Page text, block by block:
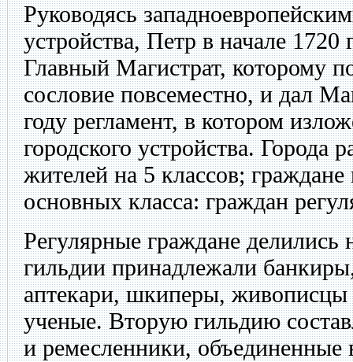
Руководясь
устройства, Петр в начале 1720
Главный Магистрат, которому
сословие повсеместно, и дал
году регламент, в котором
городского устройства. Города
жителей на 5 классов;
основных класса: граждан
Регулярные граждане делились
гильдии принадлежали
аптекари, шкиперы,
ученые. Вторую гильдию
и ремесленники, объединенные